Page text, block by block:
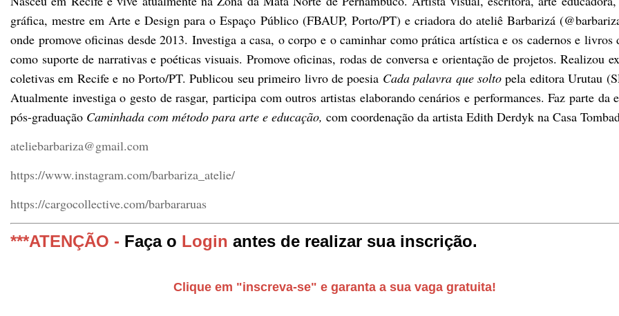
gráfica, mestre em Arte e Design para o Espaço Público (FBAUP, Porto/PT) e criadora do ateliê Barbarizá
onde promove oficinas desde 2013. Investiga a casa, o corpo e o caminhar como prática artística e os cadernos e livros
como suporte de narrativas e poéticas visuais. Promove oficinas, rodas de conversa e orientação de projetos. Realizou
coletivas em Recife e no Porto/PT. Publicou seu primeiro livro de poesia Cada palavra que solto pela editora Urutau
Atualmente investiga o gesto de rasgar, participa com outros artistas elaborando cenários e performances. Faz parte da
pós-graduação Caminhada com método para arte e educação, com coordenação da artista Edith Derdyk na Casa
ateliebarbariza@gmail.com
https://www.instagram.com/barbariza_atelie/
https://cargocollective.com/barbararuas
***ATENÇÃO - Faça o Login antes de realizar sua inscrição.
Clique em "inscreva-se" e garanta a sua vaga gratuita!